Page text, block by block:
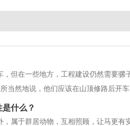
，但在一些地方，工程建设仍然需要
当然地说，他们应该在山顶修路后开
，而是装载和组装。这只是冰山一角
又高又强，长
什么？
，属于群居动物，互相照顾，让马更